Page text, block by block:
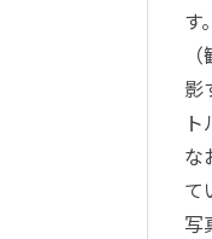
す
影
ト
な
て
写